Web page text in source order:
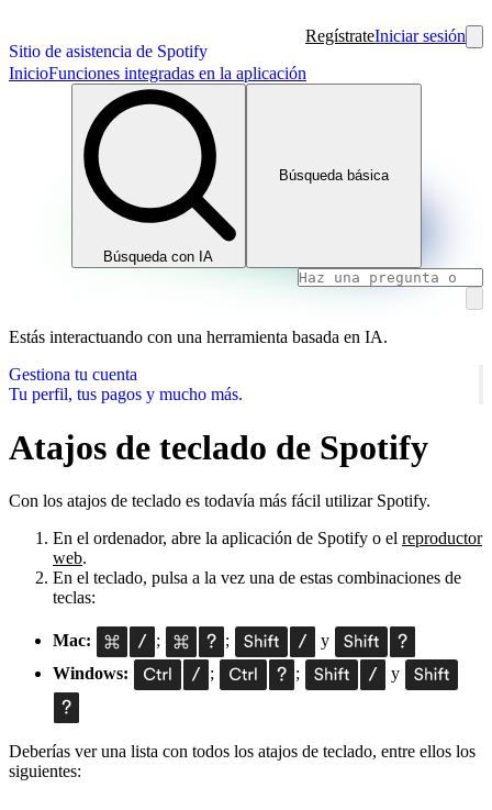
Sitio de asistencia de Spotify
RegístrateIniciar sesión
InicioFunciones integradas en la aplicación
Búsqueda con IA
Búsqueda básica
Estás interactuando con una herramienta basada en IA.
Gestiona tu cuenta
Tu perfil, tus pagos y mucho más.
Atajos de teclado de Spotify
Con los atajos de teclado es todavía más fácil utilizar Spotify.
En el ordenador, abre la aplicación de Spotify o el reproductor
web.
En el teclado, pulsa a la vez una de estas combinaciones de
teclas:
Mac: ; ;
y
Windows:
; ; y
Deberías ver una lista con todos los atajos de teclado, entre ellos los
siguientes: